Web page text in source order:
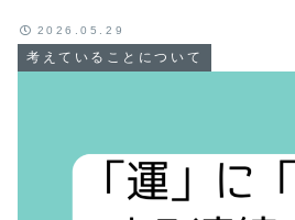
考えていることについて
2026.05.29